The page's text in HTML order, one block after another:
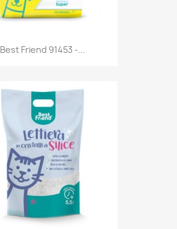
Anteprima
Best Friend 91453 -...